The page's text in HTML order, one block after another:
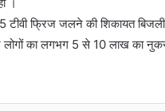
फ्रिज जलने की शिकायत बिजली
का लगभग 5 से 10 लाख का